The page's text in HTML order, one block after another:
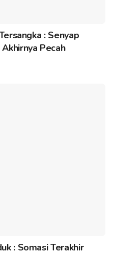
: Senyap
Pecah
: Somasi Terakhir